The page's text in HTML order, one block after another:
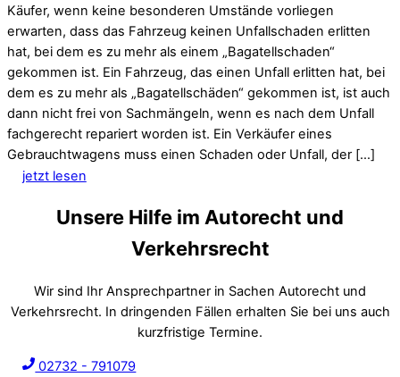
Käufer, wenn keine besonderen Umstände vorliegen
erwarten, dass das Fahrzeug keinen Unfallschaden erlitten
hat, bei dem es zu mehr als einem „Bagatellschaden“
gekommen ist. Ein Fahrzeug, das einen Unfall erlitten hat, bei
dem es zu mehr als „Bagatellschäden“ gekommen ist, ist auch
dann nicht frei von Sachmängeln, wenn es nach dem Unfall
fachgerecht repariert worden ist. Ein Verkäufer eines
Gebrauchtwagens muss einen Schaden oder Unfall, der […]
jetzt lesen
Unsere Hilfe im Autorecht und
Verkehrsrecht
Wir sind Ihr Ansprechpartner in Sachen Autorecht und
Verkehrsrecht. In dringenden Fällen erhalten Sie bei uns auch
kurzfristige Termine.
02732 - 791079